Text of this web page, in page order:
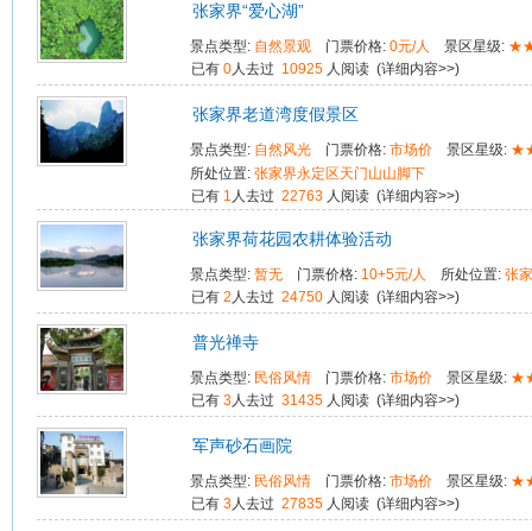
张家界“爱心湖”
景点类型: 自然景观 门票价格:0元/人 景区星级:
已有0人去过 10925 人阅读 (详细内容>>)
张家界老道湾度假景区
景点类型: 自然风光 门票价格:市场价 景区星级:
所处位置:张家界永定区天门山山脚下
已有 1 人去过22763 人阅读 (详细内容>>)
张家界荷花园农耕体验活动
景点类型:暂无 门票价格: 10+5元/人 所处位置:张
已有2 人去过24750 人阅读 (详细内容>>)
普光禅寺
景点类型: 民俗风情 门票价格:市场价 景区星级:
已有3人去过31435 人阅读 (详细内容>>)
军声砂石画院
景点类型: 民俗风情 门票价格:市场价 景区星级:
已有3人去过27835 人阅读 (详细内容>>)